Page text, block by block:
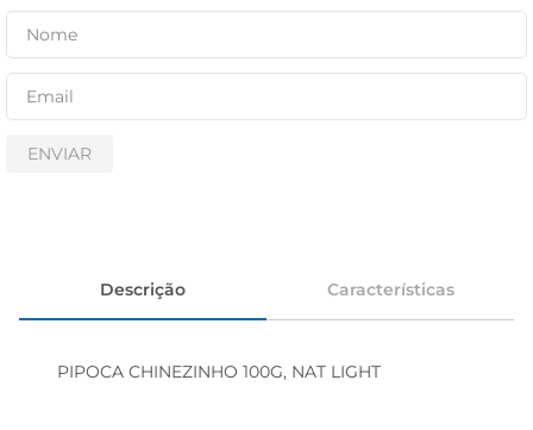
ENVIAR
Descrição Características
PIPOCA CHINEZINHO 100G, NAT LIGHT
iogurte
papel higiênico